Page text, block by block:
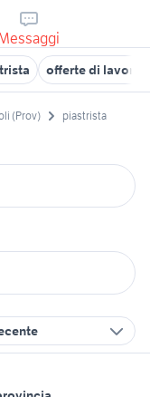
offerte di lavoro
(Prov) piastrista